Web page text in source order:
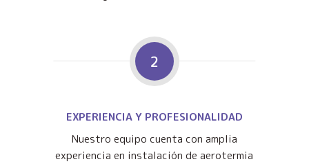
2
EXPERIENCIA Y PROFESIONALIDAD
Nuestro equipo cuenta con amplia
experiencia en instalación de aerotermia